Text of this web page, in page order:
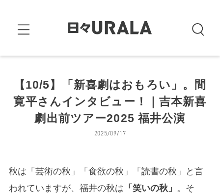
【10/5】「新喜劇はおもろい」。間
寛平さんインタビュー！｜吉本新喜
劇出前ツアー2025 福井公演
2025/09/17
秋は「芸術の秋」「食欲の秋」「読書の秋」と言
われていますが、福井の秋は 「笑いの秋」 。そ